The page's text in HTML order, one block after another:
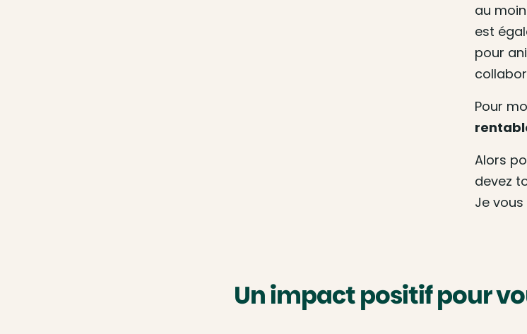
au
est
pour
Pour
Alors
devez
Je
Un impact positif pour